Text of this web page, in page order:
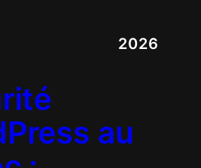
2026
au